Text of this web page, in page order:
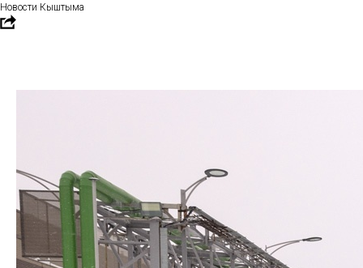
Новости Кыштыма